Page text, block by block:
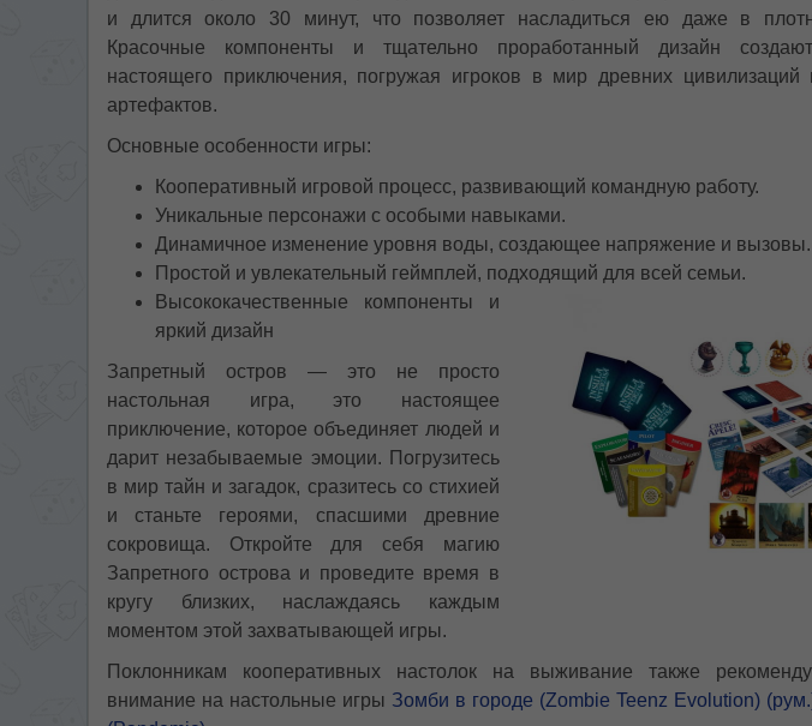
и длится около 30 минут, что позволяет насладиться ею даже в
Красочные компоненты и тщательно проработанный дизайн
настоящего приключения, погружая игроков в мир древних цивилизаций
артефактов.
Основные особенности игры:
Кооперативный игровой процесс, развивающий командную работу.
Уникальные персонажи с особыми навыками.
Динамичное изменение уровня воды, создающее напряжение и вызовы.
Простой и увлекательный геймплей, подходящий для всей семьи.
Высококачественные компоненты и
яркий дизайн
Запретный остров — это не просто
настольная игра, это настоящее
приключение, которое объединяет людей и
дарит незабываемые эмоции. Погрузитесь
в мир тайн и загадок, сразитесь со стихией
и станьте героями, спасшими древние
сокровища. Откройте для себя магию
Запретного острова и проведите время в
кругу близких, наслаждаясь каждым
моментом этой захватывающей игры.
Поклонникам кооперативных настолок на выживание также
внимание на настольные игры Зомби в городе (Zombie Teenz Evolution)